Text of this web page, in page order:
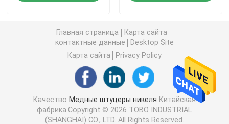
Уменьшение штуцера тройника
Перекрестный штуцер трубы
Штуцер редуктора
Главная страница
Карта сайта
контактные данные
Desktop Site
Карта сайта
Privacy Policy
Качество Медные штуцеры никеля Китайская
фабрика.Copyright © 2026 TOBO INDUSTRIAL
(SHANGHAI) CO., LTD. All Rights Reserved.